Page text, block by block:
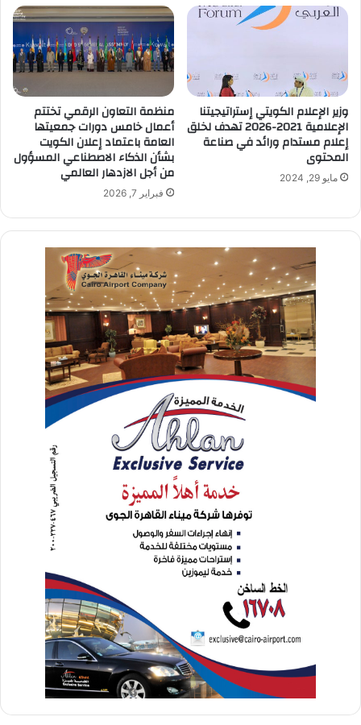
وزير الإعلام الكويتي إستراتيجيتنا
الإعلامية 2021-2026 تهدف لخلق
إعلام مستدام ورائد في صناعة
المحتوى
مايو 29, 2024
منظمة التعاون الرقمي تختتم
أعمال خامس دورات جمعيتها
العامة باعتماد إعلان الكويت
بشأن الذكاء الاصطناعي المسؤول
من أجل الازدهار العالمي
فبراير 7, 2026